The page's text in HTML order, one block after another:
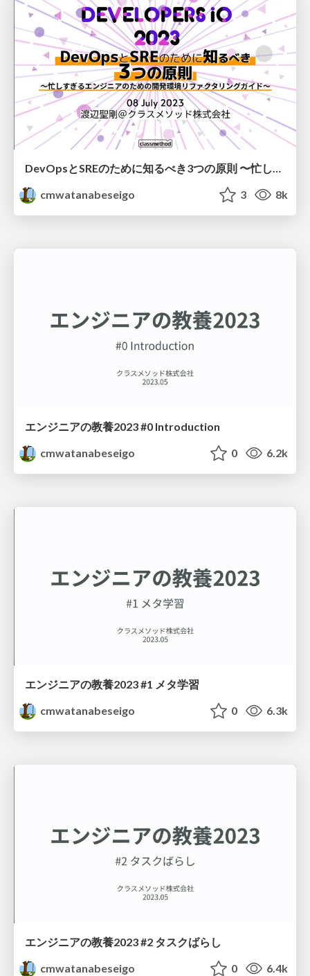
DevOpsとSREのために知るべき3つの原則 〜忙しすぎるエンジニアのための開発環境リファクタリングガイド〜
cmwatanabeseigo
3 8k
エンジニアの教養2023 #0 Introduction
cmwatanabeseigo
0 6.2k
エンジニアの教養2023 #1 メタ学習
cmwatanabeseigo
0 6.3k
エンジニアの教養2023 #2 タスクばらし
cmwatanabeseigo
0 6.4k